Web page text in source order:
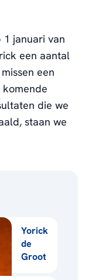
januari van
een aantal
een
die we
staan we
Yorick
de
Groot